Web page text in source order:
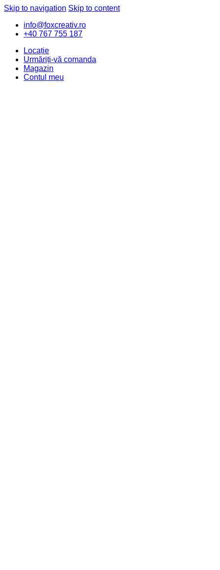
Skip to navigation Skip to content
info@foxcreativ.ro
+40 767 755 187
Locație
Urmăriți-vă comanda
Magazin
Contul meu